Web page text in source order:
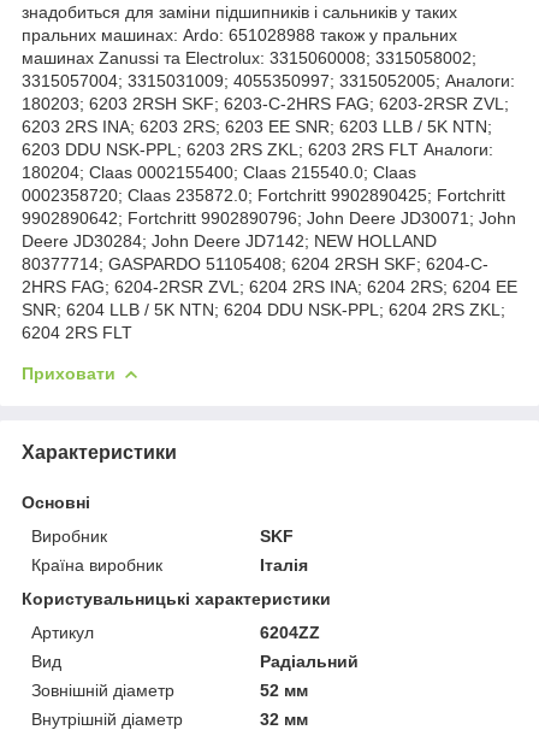
знадобиться для заміни підшипників і сальників у таких
пральних машинах: Ardo: 651028988 також у пральних
машинах Zanussi та Electrolux: 3315060008; 3315058002;
3315057004; 3315031009; 4055350997; 3315052005; Аналоги:
180203; 6203 2RSH SKF; 6203-C-2HRS FAG; 6203-2RSR ZVL;
6203 2RS INA; 6203 2RS; 6203 EE SNR; 6203 LLB / 5K NTN;
6203 DDU NSK-PPL; 6203 2RS ZKL; 6203 2RS FLT Аналоги:
180204; Claas 0002155400; Claas 215540.0; Claas
0002358720; Claas 235872.0; Fortchritt 9902890425; Fortchritt
9902890642; Fortchritt 9902890796; John Deere JD30071; John
Deere JD30284; John Deere JD7142; NEW HOLLAND
80377714; GASPARDO 51105408; 6204 2RSH SKF; 6204-C-
2HRS FAG; 6204-2RSR ZVL; 6204 2RS INA; 6204 2RS; 6204 EE
SNR; 6204 LLB / 5K NTN; 6204 DDU NSK-PPL; 6204 2RS ZKL;
6204 2RS FLT
Приховати
Характеристики
Основні
Виробник
SKF
Країна виробник
Італія
Користувальницькі характеристики
Артикул
6204ZZ
Вид
Радіальний
Зовнішній діаметр
52 мм
Внутрішній діаметр
32 мм